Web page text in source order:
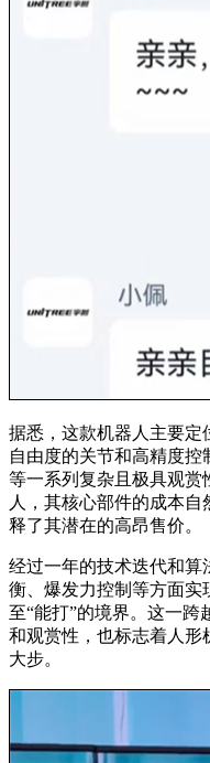
据悉，这款机器人主要定
自由度的关节和高精度
等一系列复杂且极具观赏
人，其核心部件的成本
释了其潜在的高昂售价。
经过一年的技术迭代和算
衡、爆发力控制等方面实
至“能打”的境界。这一
和观赏性，也标志着人形
大步。